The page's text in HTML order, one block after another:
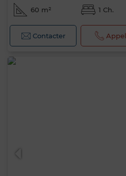
60 m² 1 Ch.
Contacter